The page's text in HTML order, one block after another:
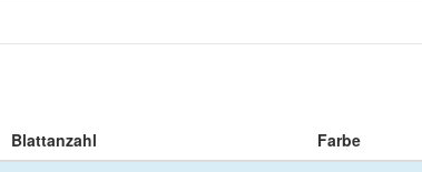
Blattanzahl
Farbe